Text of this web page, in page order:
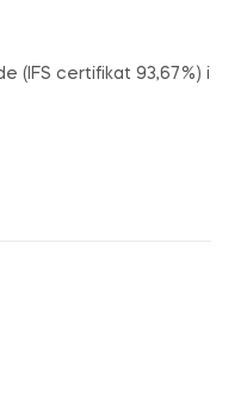
(IFS certifikat 93,67 %) i